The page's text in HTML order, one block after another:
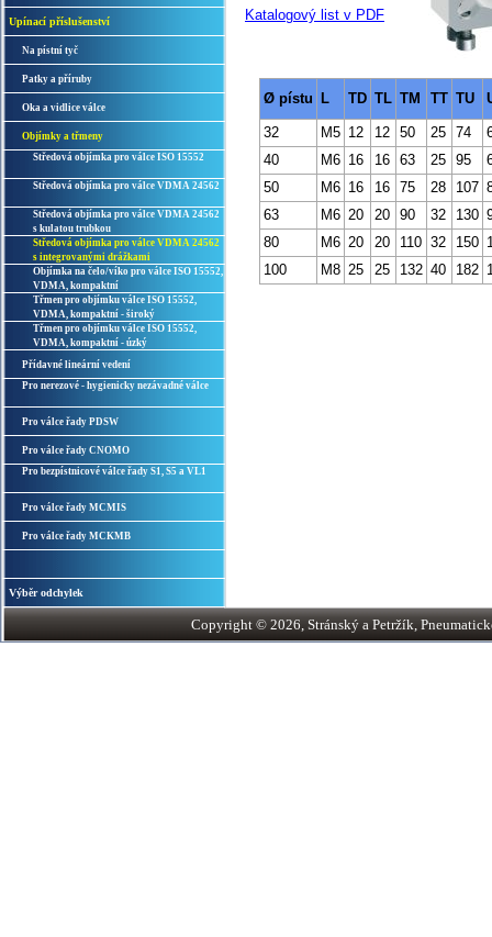
Upínací příslušenství
Na pístní tyč
Patky a příruby
Oka a vidlice válce
Objímky a třmeny
Středová objímka pro válce ISO 15552
Středová objímka pro válce VDMA 24562
Středová objímka pro válce VDMA 24562
s kulatou trubkou
Středová objímka pro válce VDMA 24562
s integrovanými drážkami
Objímka na čelo/víko pro válce ISO 15552,
VDMA, kompaktní
Třmen pro objímku válce ISO 15552,
VDMA, kompaktní - široký
Třmen pro objímku válce ISO 15552,
VDMA, kompaktní - úzký
Přídavné lineární vedení
Pro nerezové - hygienicky nezávadné válce
Pro válce řady PDSW
Pro válce řady CNOMO
Pro bezpístnicové válce řady S1, S5 a VL1
Pro válce řady MCMIS
Pro válce řady MCKMB
Výběr odchylek
Katalogový list v PDF
Ø pístu L TD TL TM TT TU
32 M5 12 12 50 25 74
40
M6 16 16 63 25 95
50
M6 16 16 75 28 107
63
M6 20 20 90 32 130
80
M6 20 20 110 32 150
100
M8 25 25 132 40 182
Copyright © 2026, Stránský a Petržík,